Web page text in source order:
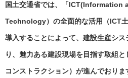
国土交通省では、「
Technology）の全面的な活用（ICT
導入することによって、建設生産シ
り、魅力ある建設現場を目指す取組
コンストラクション）が進んでおりま